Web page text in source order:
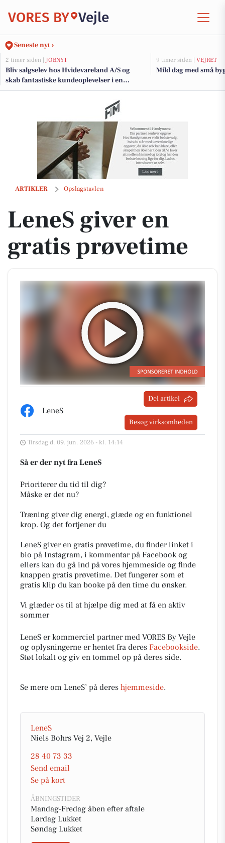
VORES BY Vejle
Seneste nyt ›
2 timer siden | JOBNYT
Bliv salgselev hos Hvidevareland A/S og
skab fantastiske kundeoplevelser i en
dynamisk hverdag
9 timer siden | VEJRET
Mild dag med små
ARTIKLER Opslagstavlen
LeneS giver en gratis prøvetime
LeneS giver en
gratis prøvetime
LeneS
Del artikel
Besøg virksomheden
Tirsdag d. 09. jun. 2026 - kl. 14:14
Så er der nyt fra LeneS
Prioriterer du tid til dig?
Måske er det nu?
Træning giver dig energi, glæde og en funktionel
krop. Og det fortjener du
LeneS giver en gratis prøvetime, du finder linket i
bio på Instagram, i kommentar på Facebook og
ellers kan du gå ind på vores hjemmeside og finde
knappen gratis prøvetime. Det fungerer som et
gratis klip du kan booke på den time du ønsker.
Vi glæder os til at hjælpe dig med at få en aktiv
sommer
LeneS er kommerciel partner med VORES By Vejle
og oplysningerne er hentet fra deres Facebookside.
Støt lokalt og giv en tommel op på deres side.
Se mere om LeneS’ på deres hjemmeside.
LeneS
Niels Bohrs Vej 2, Vejle
28 40 73 33
Send email
Se på kort
ÅBNINGSTIDER
Mandag-Fredag åben efter aftale
Lørdag Lukket
Søndag Lukket